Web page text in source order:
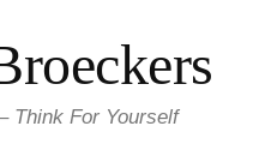
Think For Yourself